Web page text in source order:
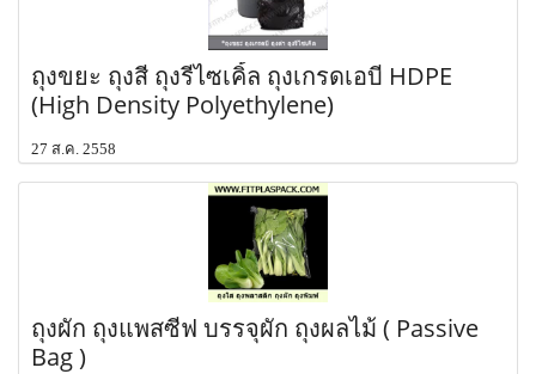
ถุงขยะ ถุงสี ถุงรีไซเคิ้ล ถุงเกรดเอบี HDPE
(High Density Polyethylene)
27 ส.ค. 2558
ถุงผัก ถุงแพสซีฟ บรรจุผัก ถุงผลไม้ ( Passive
Bag )